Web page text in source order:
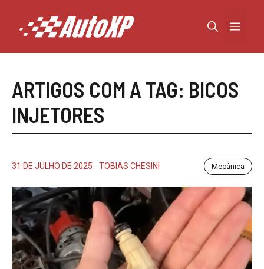
conteúdo
Menu
ARTIGOS COM A TAG: BICOS
INJETORES
31 DE JULHO DE 2025 TOBIAS CHESINI Mecânica